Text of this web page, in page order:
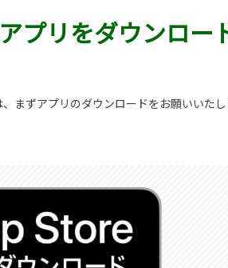
プリをダウンロー
まずアプリのダウンロードをお願いいたし